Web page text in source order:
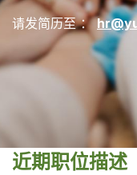
请发简历至 ：
近期职位描述